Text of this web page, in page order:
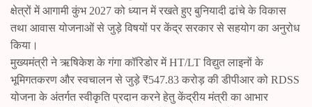
क्षेत्रों में आगामी कुंभ 2027 को ध्यान में रखते हुए बुनियादी ढांचे के विकास
तथा आवास योजनाओं से जुड़े विषयों पर केंद्र सरकार से सहयोग का अनुरोध
किया।
मुख्यमंत्री ने ऋषिकेश के गंगा कॉरिडोर में HT/LT विद्युत लाइनों के
भूमिगतकरण और स्वचालन से जुड़े ₹547.83 करोड़ की डीपीआर को RDSS
योजना के अंतर्गत स्वीकृति प्रदान करने हेतु केंद्रीय मंत्री का आभार